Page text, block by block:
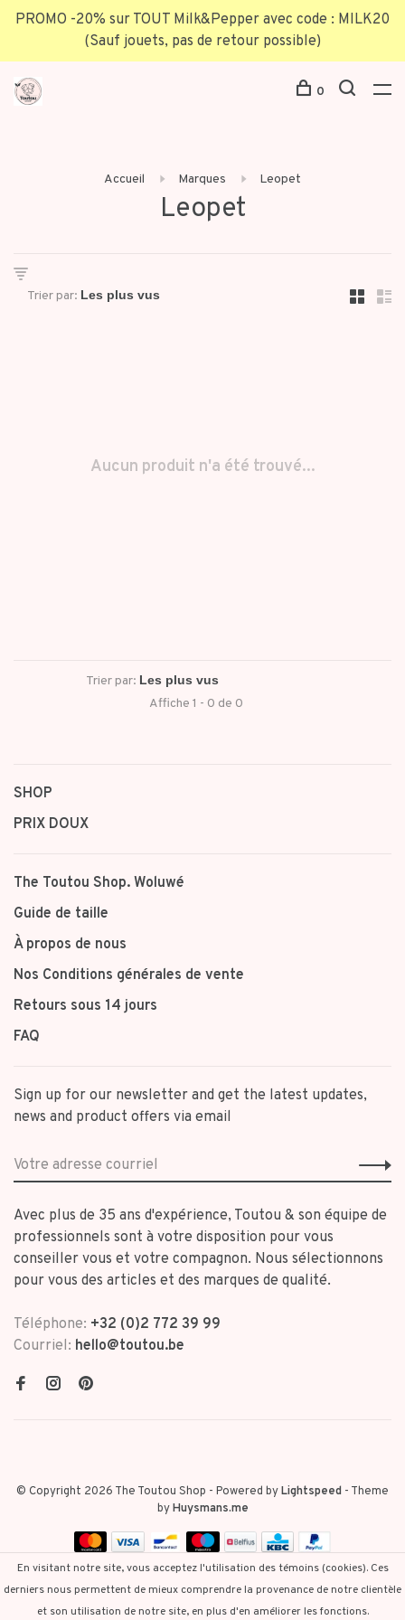
PROMO -20% sur TOUT Milk&Pepper avec code : MILK20
(Sauf jouets, pas de retour possible)
0
Accueil Marques Leopet
Leopet
Trier par:
Aucun produit n'a été trouvé...
Trier par:
Affiche 1 - 0 de 0
SHOP
PRIX DOUX
The Toutou Shop. Woluwé
Guide de taille
À propos de nous
Nos Conditions générales de vente
Retours sous 14 jours
FAQ
Sign up for our newsletter and get the latest updates,
news and product offers via email
Avec plus de 35 ans d'expérience, Toutou & son équipe de
professionnels sont à votre disposition pour vous
conseiller vous et votre compagnon. Nous sélectionnons
pour vous des articles et des marques de qualité.
Téléphone: +32 (0)2 772 39 99
Courriel: hello@toutou.be
© Copyright 2026 The Toutou Shop - Powered byLightspeed - Theme
byHuysmans.me
En visitant notre site, vous acceptez l'utilisation des témoins (cookies). Ces
derniers nous permettent de mieux comprendre la provenance de notre clientèle
et son utilisation de notre site, en plus d'en améliorer les fonctions.